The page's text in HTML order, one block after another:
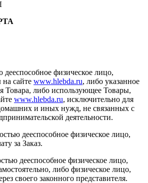
физическое лицо,
сайте www.hlebda.ru, либо указанное
Товара, либо использующее Товары,
www.hlebda.ru, исключительно для
и иных нужд, не связанных с
деятельности.
дееспособное физическое лицо,
за Заказ.
дееспособное физическое лицо,
либо физическое лицо,
своего законного представителя.